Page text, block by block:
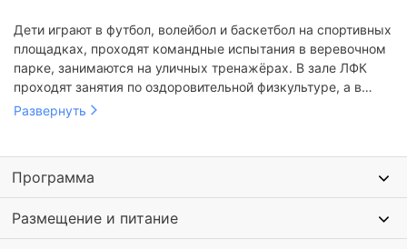
Дети играют в футбол, волейбол и баскетбол на спортивных
площадках, проходят командные испытания в веревочном
парке, занимаются на уличных тренажёрах. В зале ЛФК
проходят занятия по оздоровительной физкультуре, а в
танцевальном зале — репетиции и хореография. В
Развернуть
Программа
Размещение и питание